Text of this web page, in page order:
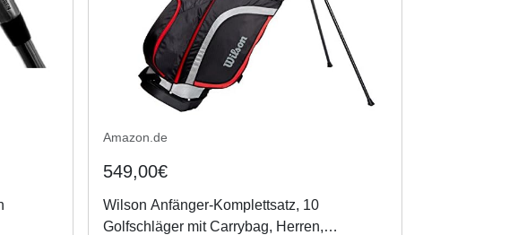
Amazon.de
549,00€
Wilson Anfänger-Komplettsatz, 10
Golfschläger mit Carrybag, Herren,